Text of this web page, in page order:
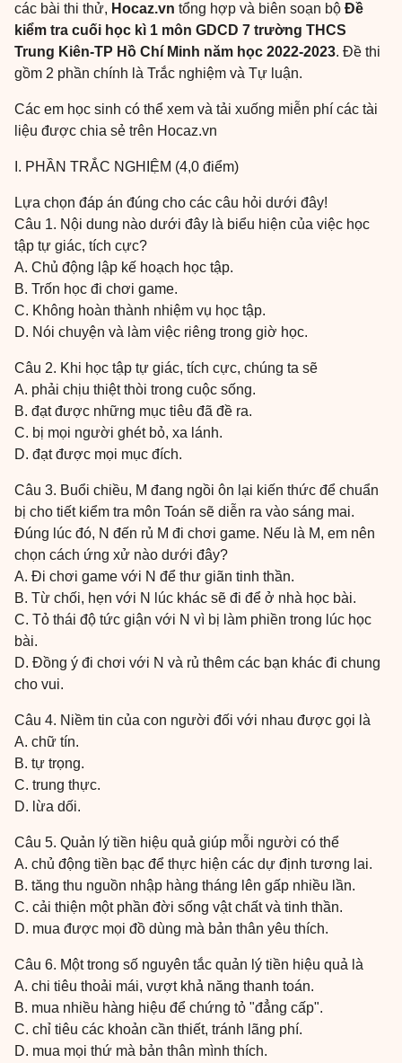
các bài thi thử, Hocaz.vn tổng hợp và biên soạn bộ Đề
kiểm tra cuối học kì 1 môn GDCD 7 trường THCS
Trung Kiên-TP Hồ Chí Minh năm học 2022-2023. Đề thi
gồm 2 phần chính là Trắc nghiệm và Tự luận.
Các em học sinh có thể xem và tải xuống miễn phí các tài
liệu được chia sẻ trên Hocaz.vn
I. PHẦN TRẮC NGHIỆM (4,0 điểm)
Lựa chọn đáp án đúng cho các câu hỏi dưới đây!
Câu 1. Nội dung nào dưới đây là biểu hiện của việc học
tập tự giác, tích cực?
A. Chủ động lập kế hoạch học tập.
B. Trốn học đi chơi game.
C. Không hoàn thành nhiệm vụ học tập.
D. Nói chuyện và làm việc riêng trong giờ học.
Câu 2. Khi học tập tự giác, tích cực, chúng ta sẽ
A. phải chịu thiệt thòi trong cuộc sống.
B. đạt được những mục tiêu đã đề ra.
C. bị mọi người ghét bỏ, xa lánh.
D. đạt được mọi mục đích.
Câu 3. Buổi chiều, M đang ngồi ôn lại kiến thức để chuẩn
bị cho tiết kiểm tra môn Toán sẽ diễn ra vào sáng mai.
Đúng lúc đó, N đến rủ M đi chơi game. Nếu là M, em nên
chọn cách ứng xử nào dưới đây?
A. Đi chơi game với N để thư giãn tinh thần.
B. Từ chối, hẹn với N lúc khác sẽ đi để ở nhà học bài.
C. Tỏ thái độ tức giận với N vì bị làm phiền trong lúc học
bài.
D. Đồng ý đi chơi với N và rủ thêm các bạn khác đi chung
cho vui.
Câu 4. Niềm tin của con người đối với nhau được gọi là
A. chữ tín.
B. tự trọng.
C. trung thực.
D. lừa dối.
Câu 5. Quản lý tiền hiệu quả giúp mỗi người có thể
A. chủ động tiền bạc để thực hiện các dự định tương lai.
B. tăng thu nguồn nhập hàng tháng lên gấp nhiều lần.
C. cải thiện một phần đời sống vật chất và tinh thần.
D. mua được mọi đồ dùng mà bản thân yêu thích.
Câu 6. Một trong số nguyên tắc quản lý tiền hiệu quả là
A. chi tiêu thoải mái, vượt khả năng thanh toán.
B. mua nhiều hàng hiệu để chứng tỏ "đẳng cấp".
C. chỉ tiêu các khoản cần thiết, tránh lãng phí.
D. mua mọi thứ mà bản thân mình thích.